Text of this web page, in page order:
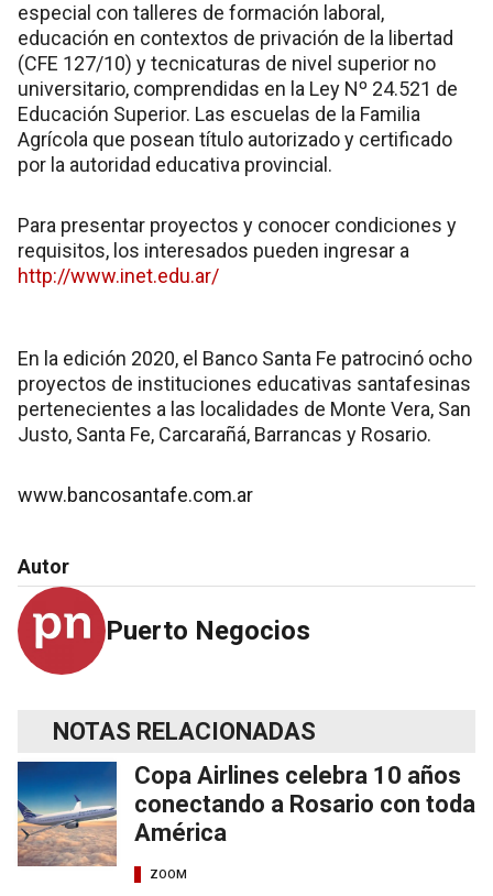
especial con talleres de formación laboral,
educación en contextos de privación de la libertad
(CFE 127/10) y tecnicaturas de nivel superior no
universitario, comprendidas en la Ley Nº 24.521 de
Educación Superior. Las escuelas de la Familia
Agrícola que posean título autorizado y certificado
por la autoridad educativa provincial.
Para presentar proyectos y conocer condiciones y
requisitos, los interesados pueden ingresar a
http://www.inet.edu.ar/
En la edición 2020, el Banco Santa Fe patrocinó ocho
proyectos de instituciones educativas santafesinas
pertenecientes a las localidades de Monte Vera, San
Justo, Santa Fe, Carcarañá, Barrancas y Rosario.
www.bancosantafe.com.ar
Autor
Puerto Negocios
NOTAS RELACIONADAS
Copa Airlines celebra 10 años
conectando a Rosario con toda
América
ZOOM